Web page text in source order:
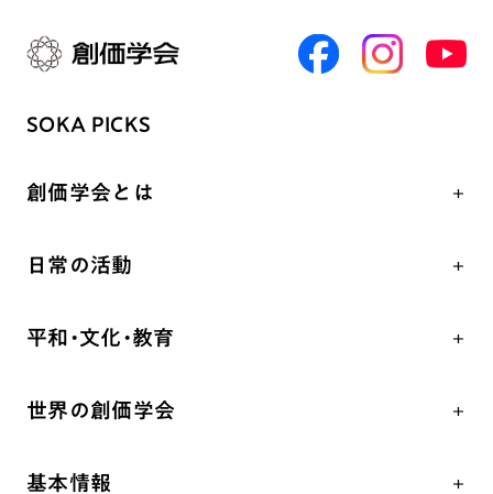
SOKA PICKS
創価学会とは
祈り
聖典
釈尊～法華経
日常の活動
座談会
仏法を語る
平和・文化・教育
「人権文化」「ジェンダー平等」を促進
世界の創価学会
基本情報